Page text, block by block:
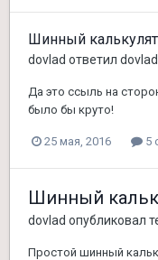
Шинный
dovlad ответил dovlad
Да это ссыль на
было бы круто!
25 мая, 2016 5
Шинный
dovlad опубликовал
Простой шинный